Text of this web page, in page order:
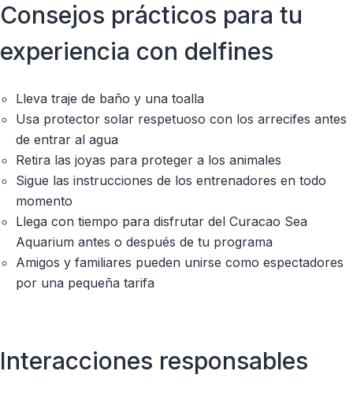
Consejos prácticos para tu
experiencia con delfines
Lleva traje de baño y una toalla
Usa protector solar respetuoso con los arrecifes antes
de entrar al agua
Retira las joyas para proteger a los animales
Sigue las instrucciones de los entrenadores en todo
momento
Llega con tiempo para disfrutar del Curacao Sea
Aquarium antes o después de tu programa
Amigos y familiares pueden unirse como espectadores
por una pequeña tarifa
Interacciones responsables